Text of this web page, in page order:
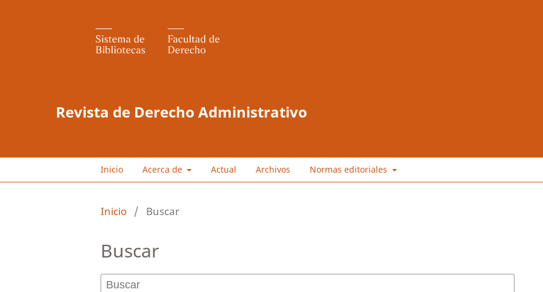
Revista de Derecho Administrativo
Inicio Acerca de Actual Archivos Normas editoriales
Inicio / Buscar
Buscar